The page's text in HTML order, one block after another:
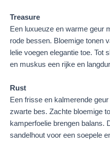
Treasure
Een luxueuze en warme geur
rode bessen. Bloemige tonen
lelie voegen elegantie toe. Tot
en muskus een rijke en
Rust
Een frisse en kalmerende
zwarte bes. Zachte bloemige
kamperfoelie brengen balans.
sandelhout voor een soepele